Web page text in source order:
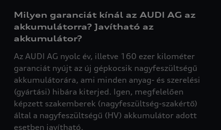
Milyen garanciát kínál az AUDI AG az
akkumulátorra? Javítható az
akkumulátor?
Az AUDI AG nyolc év, illetve 160 ezer kilométer
garanciát nyújt az új gépkocsik nagyfeszültségű
akkumulátorára, ami minden anyag- és szerelési
(gyártási) hibára kiterjed. Igen, megfelelően
képzett szakemberek (nagyfeszültség-szakértő)
által a nagyfeszültségű (HV) akkumulátor adott
esetben javítható.